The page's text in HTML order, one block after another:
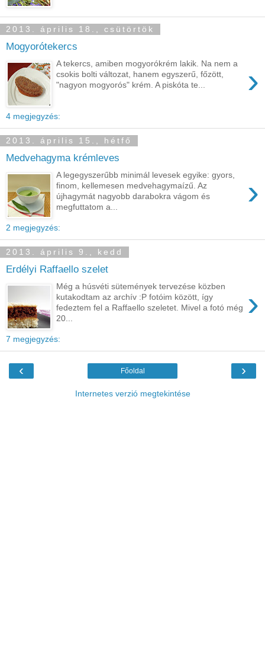
2013. április 18., csütörtök
Mogyorótekercs
›
A tekercs, amiben mogyorókrém lakik. Na nem a
csokis bolti változat, hanem egyszerű, főzött,
"nagyon mogyorós" krém. A piskóta te...
4 megjegyzés:
2013. április 15., hétfő
Medvehagyma krémleves
›
A legegyszerűbb minimál levesek egyike: gyors,
finom, kellemesen medvehagymaízű. Az
újhagymát nagyobb darabokra vágom és
megfuttatom a...
2 megjegyzés:
2013. április 9., kedd
Erdélyi Raffaello szelet
›
Még a húsvéti sütemények tervezése közben
kutakodtam az archív :P fotóim között, így
fedeztem fel a Raffaello szeletet. Mivel a fotó még
20...
7 megjegyzés:
‹ ›
Főoldal
Internetes verzió megtekintése